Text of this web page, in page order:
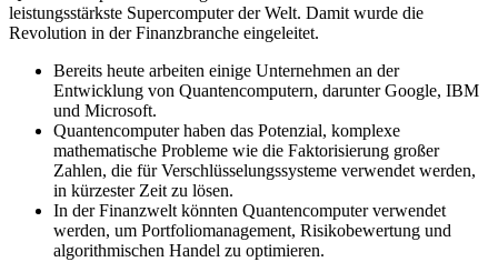
leistungsstärkste Supercomputer der Welt. Damit wurde die
Revolution in der Finanzbranche eingeleitet.
Bereits heute arbeiten einige Unternehmen an der
Entwicklung von Quantencomputern, darunter Google, IBM
und Microsoft.
Quantencomputer haben das Potenzial, komplexe
mathematische Probleme wie die Faktorisierung großer
Zahlen, die für Verschlüsselungssysteme verwendet werden,
in kürzester Zeit zu lösen.
In der Finanzwelt könnten Quantencomputer verwendet
werden, um Portfoliomanagement, Risikobewertung und
algorithmischen Handel zu optimieren.